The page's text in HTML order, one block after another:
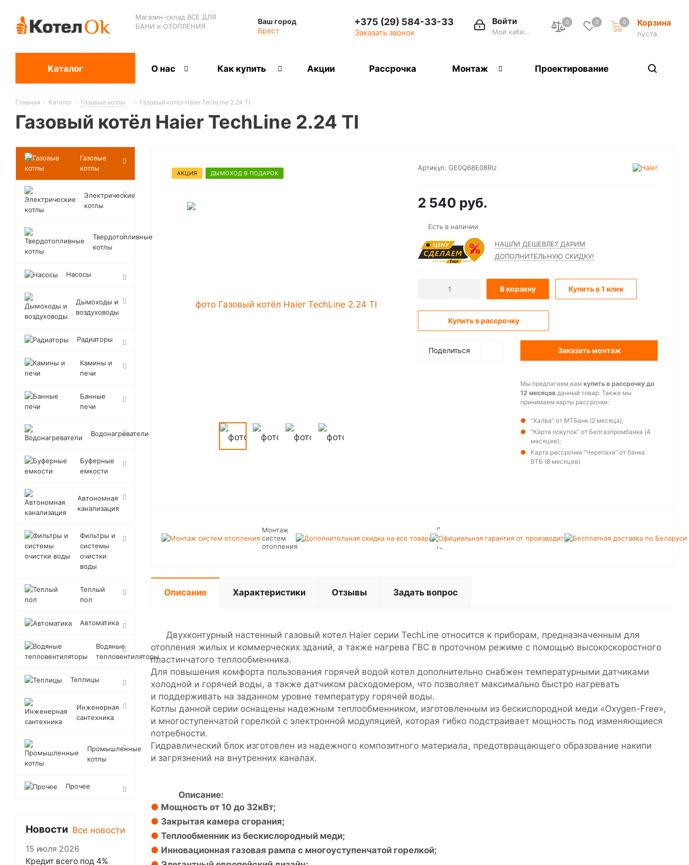
Магазин-склад ВСЕ ДЛЯ
БАНИ и ОТОПЛЕНИЯ
Ваш город
Брест
0 0 Корзина
пуста
0
Войти
Мой кабинет
+375 (29) 584-33-33
Заказать звонок
Каталог О нас Как купить Акции Рассрочка Монтаж Проектирование
Главная - Каталог - Газовые котлы - Газовый котёл Haier TechLine 2.24 ТI
Газовый котёл Haier TechLine 2.24 ТI
АКЦИЯ ДЫМОХОД В ПОДАРОК
Артикул: GE0Q68E08RU
2 540 руб.
Есть в наличии
НАШЛИ ДЕШЕВЛЕ? ДАРИМ
ДОПОЛНИТЕЛЬНУЮ СКИДКУ!
В корзину
Купить в рассрочку
Купить в 1 клик
Поделиться Заказать монтаж
Мы предлагаем вам купить в рассрочку до
12 месяцев данный товар. Также мы
принимаем карты рассрочки:
“Халва” от МТБанк (2 месяца);
“Карта покупок” от Белгазпромбанка (4
месяцев);
Карта рассрочки “Черепаха” от банка
ВТБ (8 месяцев)
Монтаж
систем
отопления
Дополнительная
скидка на все
товары
гарантия от
Описание Характеристики Отзывы Задать вопрос
Двухконтурный настенный газовый котел Haier серии TechLine относится к приборам, предназначенным для
отопления жилых и коммерческих зданий, а также нагрева ГВС в проточном режиме с помощью высокоскоростного
пластинчатого теплообменника.
Для повышения комфорта пользования горячей водой котел дополнительно снабжен температурными датчиками
холодной и горячей воды, а также датчиком расходомером, что позволяет максимально быстро нагревать
и поддерживать на заданном уровне температуру горячей воды.
Котлы данной серии оснащены надежным теплообменником, изготовленным из бескислородной меди «Oxygen-Free»,
и многоступенчатой горелкой с электронной модуляцией, которая гибко подстраивает мощность под изменяющиеся
потребности.
Гидравлический блок изготовлен из надежного композитного материала, предотвращающего образование накипи
и загрязнений на внутренних каналах.
Описание:
Мощность от 10 до 32кВт;
Закрытая камера сгорания;
Теплообменник из бескислородный меди;
Инновационная газовая рампа с многоуступенчатой горелкой;
Газовые
котлы
Электрические
котлы
Твердотопливные
котлы
Насосы
Дымоходы и
воздуховоды
Радиаторы
Камины и
печи
Банные
печи
Водонагреватели
Буферные
емкости
Автономная
канализация
Фильтры и
системы
очистки
воды
Теплый
пол
Автоматика
Водяные
тепловентиляторы
Теплицы
Инженерная
сантехника
Промышленные
котлы
Прочее
Новости Все новости
15 июля 2026
Кредит всего под 4%